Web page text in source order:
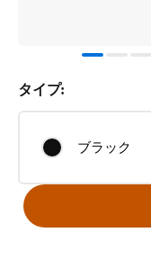
タイプ:
ブラック